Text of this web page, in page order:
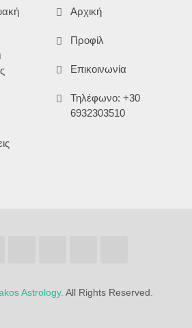
Αρχική
Προφίλ
Επικοινωνία
Τηλέφωνο: +30
6932303510
Astrology. All Rights Reserved.